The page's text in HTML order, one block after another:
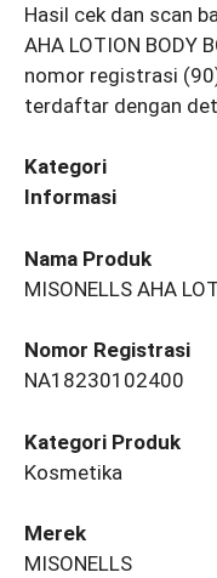
Hasil cek dan scan
AHA LOTION BODY
nomor registrasi
terdaftar dengan
Kategori
Informasi
Nama Produk
MISONELLS AHA
Nomor Registrasi
NA18230102400
Kategori Produk
Kosmetika
Merek
MISONELLS